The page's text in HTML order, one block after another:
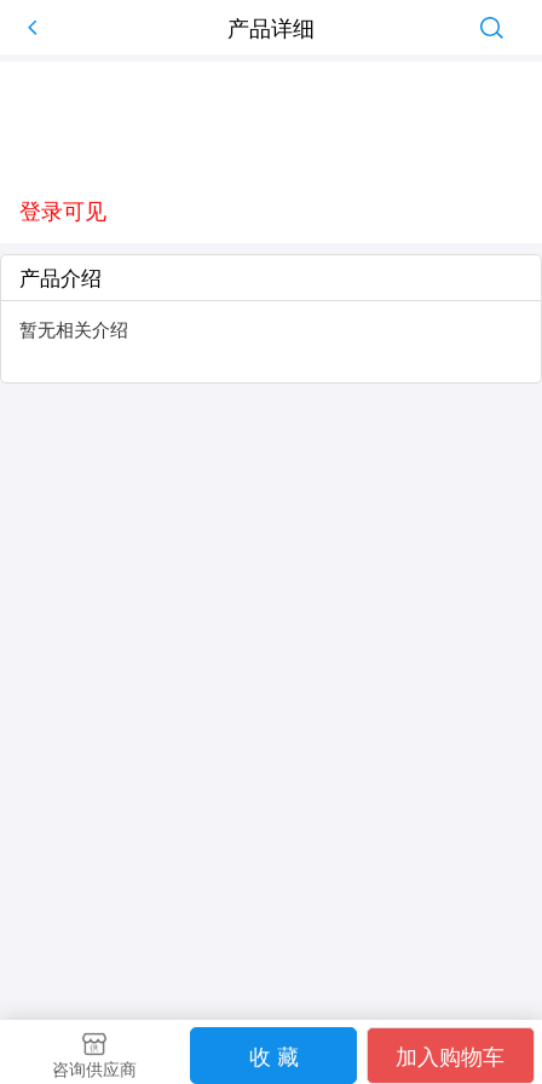
产品详细
登录可见
产品介绍
暂无相关介绍
咨询供应商 收 藏 加入购物车